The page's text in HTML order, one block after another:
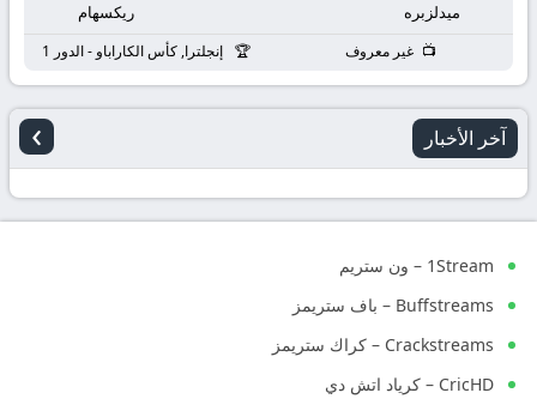
ميدلزبره ريكسهام
غير معروف إنجلترا, كأس الكاراباو - الدور 1
آخر الأخبار ›
1Stream – ون ستريم
Buffstreams – باف ستريمز
Crackstreams – كراك ستريمز
CricHD – كرياد اتش دي